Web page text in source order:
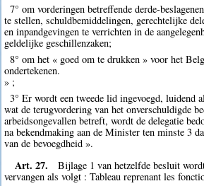
7° om vorderingen betreffende derde-
te stellen, schuldbemiddelingen, gerechtelijke
en inpandgevingen te verrichten in de
geldelijke geschillenzaken;
8° om het « goed om te drukken » voor het
ondertekenen.
» ;
3° Er wordt een tweede lid ingevoegd, luidend
wat de terugvordering van het onverschuldigde
arbeidsongevallen betreft, wordt de delegatie
na bekendmaking aan de Minister ten minste 3
van de bevoegdheid ».
Art. 27.
Bijlage 1 van hetzelfde besluit
vervangen als volgt : Tableau reprenant les